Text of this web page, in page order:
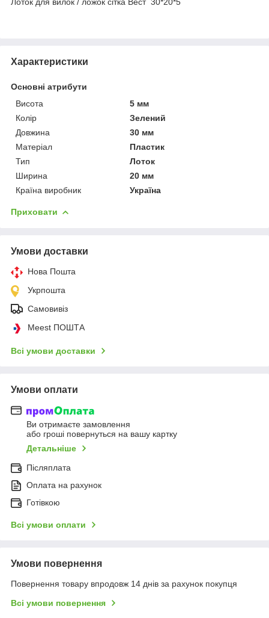
Характеристики
Основні атрибути
Висота
5 мм
Колір
Зелений
Довжина
30 мм
Матеріал
Пластик
Тип
Лоток
Ширина
20 мм
Країна виробник
Україна
Приховати
Умови доставки
Нова Пошта
Укрпошта
Самовивіз
Meest ПОШТА
Всі умови доставки
Умови оплати
Ви отримаєте замовлення
або гроші повернуться на вашу картку
Детальніше
Післяплата
Оплата на рахунок
Готівкою
Всі умови оплати
Умови повернення
Повернення товару впродовж 14 днів за рахунок покупця
Всі умови повернення